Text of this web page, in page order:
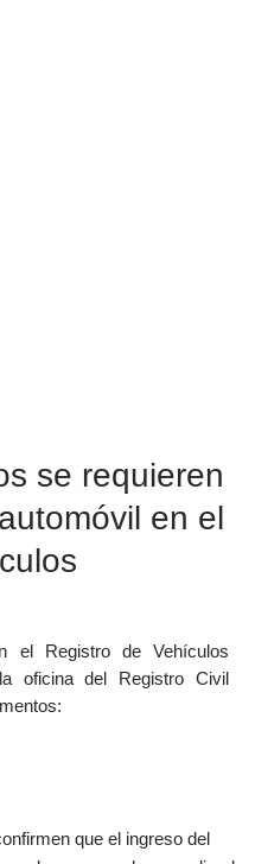
se requieren
en el
el Registro de Vehículos
oficina del Registro Civil
que el ingreso del